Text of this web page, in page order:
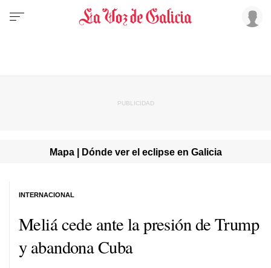
Mapa | Dónde ver el eclipse en Galicia
Meliá cede ante la presión de Trump
y abandona Cuba
INTERNACIONAL